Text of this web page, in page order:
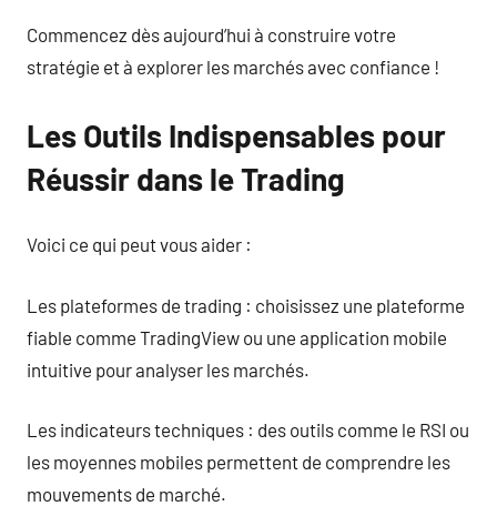
Commencez dès aujourd’hui à construire votre
stratégie et à explorer les marchés avec confiance !
Les Outils Indispensables pour
Réussir dans le Trading
Voici ce qui peut vous aider :
Les plateformes de trading : choisissez une plateforme
fiable comme TradingView ou une application mobile
intuitive pour analyser les marchés.
Les indicateurs techniques : des outils comme le RSI ou
les moyennes mobiles permettent de comprendre les
mouvements de marché.